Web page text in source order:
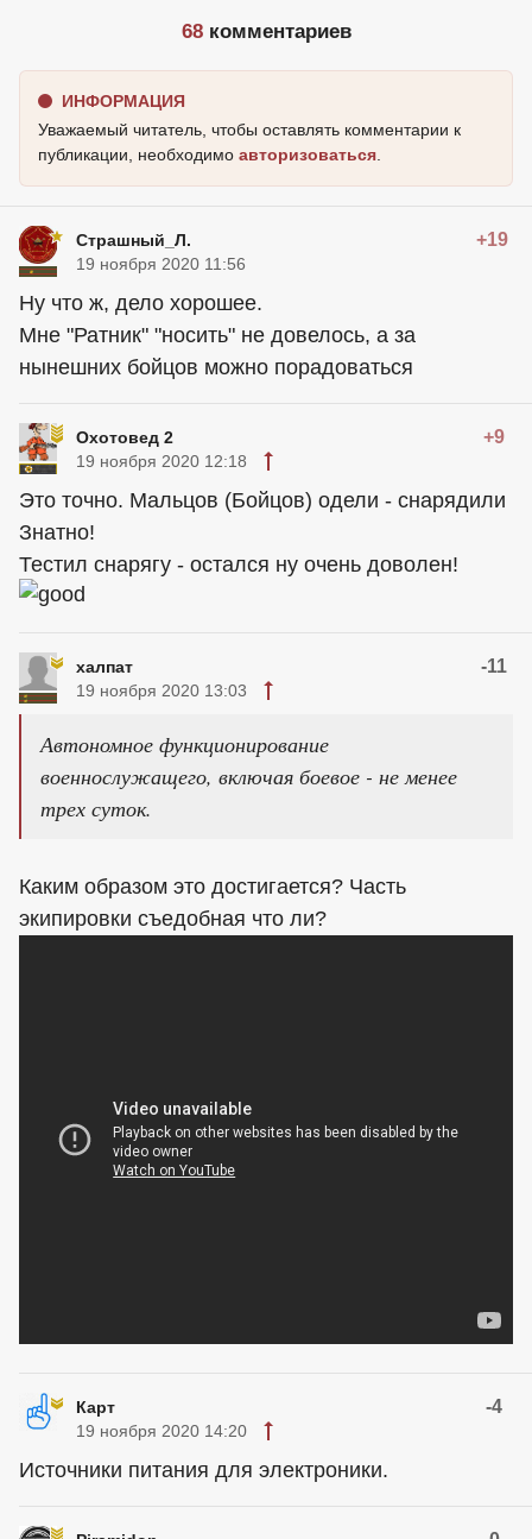
68комментариев
ИНФОРМАЦИЯ
Уважаемый читатель, чтобы оставлять комментарии к
публикации, необходимо авторизоваться
Страшный_Л. +19
19 ноября 2020 11:56
Ну что ж, дело хорошее.
Мне "Ратник" "носить" не довелось, а за
нынешних бойцов можно порадоваться
Охотовед 2 +9
19 ноября 2020 12:18
Это точно. Мальцов (Бойцов) одели - снарядили
Знатно!
Тестил снарягу - остался ну очень доволен!
халпат -11
19 ноября 2020 13:03
Автономное функционирование
военнослужащего, включая боевое - не менее
трех суток.
Каким образом это достигается? Часть
экипировки съедобная что ли?
Карт -4
19 ноября 2020 14:20
Источники питания для электроники.